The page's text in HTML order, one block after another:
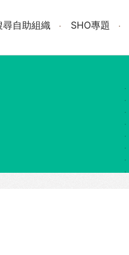
尋自助組織 SHO專題